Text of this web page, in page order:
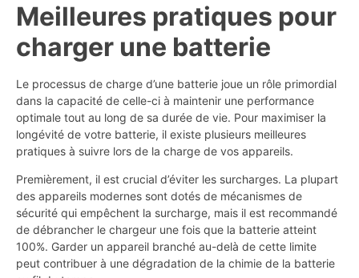
Meilleures pratiques pour
charger une batterie
Le processus de charge d’une batterie joue un rôle primordial
dans la capacité de celle-ci à maintenir une performance
optimale tout au long de sa durée de vie. Pour maximiser la
longévité de votre batterie, il existe plusieurs meilleures
pratiques à suivre lors de la charge de vos appareils.
Premièrement, il est crucial d’éviter les surcharges. La plupart
des appareils modernes sont dotés de mécanismes de
sécurité qui empêchent la surcharge, mais il est recommandé
de débrancher le chargeur une fois que la batterie atteint
100%. Garder un appareil branché au-delà de cette limite
peut contribuer à une dégradation de la chimie de la batterie